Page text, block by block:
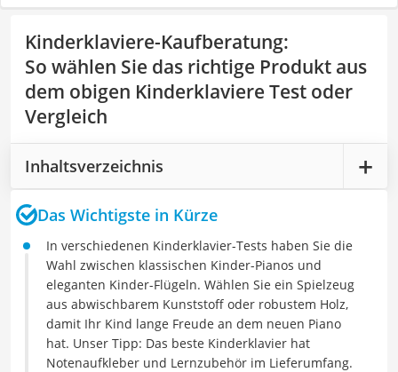
Kinderklaviere-Kaufberatung:
So wählen Sie das richtige Produkt aus
dem obigen Kinderklaviere Test oder
Vergleich
Inhaltsverzeichnis
Das Wichtigste in Kürze
In verschiedenen Kinderklavier-Tests haben Sie die
Wahl zwischen klassischen Kinder-Pianos und
eleganten Kinder-Flügeln. Wählen Sie ein Spielzeug
aus abwischbarem Kunststoff oder robustem Holz,
damit Ihr Kind lange Freude an dem neuen Piano
hat. Unser Tipp: Das beste Kinderklavier hat
Notenaufkleber und Lernzubehör im Lieferumfang.